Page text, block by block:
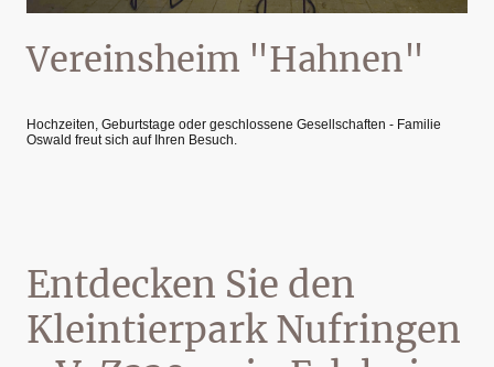
Vereinsheim "Hahnen"
Hochzeiten, Geburtstage oder geschlossene Gesellschaften - Familie
Oswald freut sich auf Ihren Besuch.
Entdecken Sie den
Kleintierpark Nufringen